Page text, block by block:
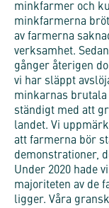
minkfarmer och
minkfarmerna
av farmerna
verksamhet.
gånger återigen
vi har släppt
minkarnas
ständigt med att
landet. Vi
att farmerna bör
demonstrationer,
Under 2020 hade
majoriteten av de
ligger. Våra